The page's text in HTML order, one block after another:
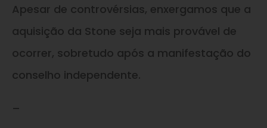
Apesar de controvérsias, enxergamos que a
aquisição da Stone seja mais provável de
ocorrer, sobretudo após a manifestação do
conselho independente.
–